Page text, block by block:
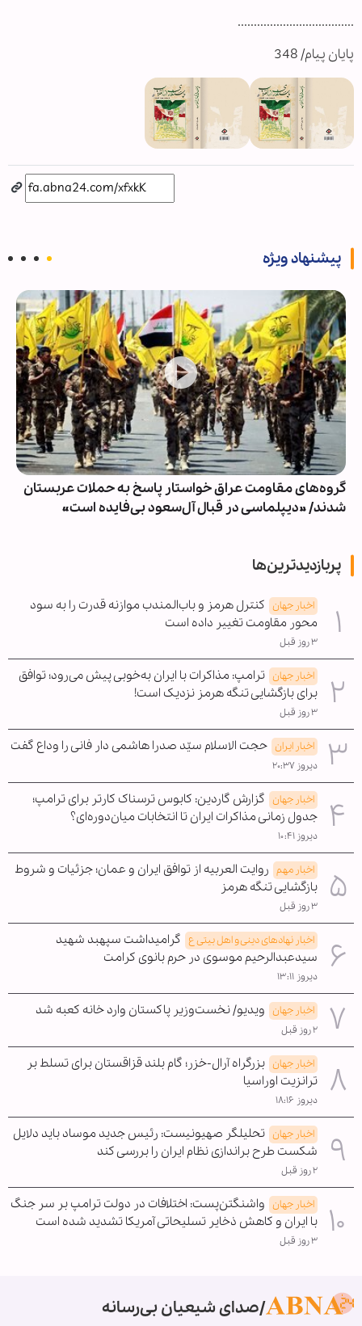
....................................
پایان پیام/ 348
پیشنهاد ویژه
گروه‌های مقاومت عراق خواستار پاسخ به حملات عربستان
شدند/ »دیپلماسی در قبال آل‌سعود بی‌فایده است«
پربازدیدترین‌ها
اخبار جهان کنترل هرمز و باب‌المندب موازنه قدرت را به سود
محور مقاومت تغییر داده است
۳ روز قبل
اخبار جهان ترامپ: مذاکرات با ایران به‌خوبی پیش می‌رود؛ توافق
برای بازگشایی تنگه هرمز نزدیک است!
۳ روز قبل
اخبار ایران حجت الاسلام سیّد صدرا هاشمی دار فانی را وداع گفت
دیروز ۲۰:۳۷
اخبار جهان گزارش گاردین: کابوس ترسناک کارتر برای ترامپ؛
جدول زمانی مذاکرات ایران تا انتخابات میان‌دوره‌ای؟
دیروز ۱۰:۴۱
اخبار مهم روایت العربیه از توافق ایران و عمان؛ جزئیات و شروط
بازگشایی تنگه هرمز
۳ روز قبل
اخبار نهادهای دینی و اهل بیتی ع گرامیداشت سپهبد شهید
سیدعبدالرحیم موسوی در حرم بانوی کرامت
دیروز ۱۳:۱۱
اخبار جهان ویدیو/ نخست‌وزیر پاکستان وارد خانه کعبه شد
۲ روز قبل
اخبار جهان بزرگراه آرال-خزر؛ گام بلند قزاقستان برای تسلط بر
ترانزیت اوراسیا
دیروز ۱۸:۱۶
اخبار جهان تحلیلگر صهیونیست: رئیس جدید موساد باید دلایل
شکست طرح براندازی نظام ایران را بررسی کند
۲ روز قبل
اخبار جهان واشنگتن‌پست: اختلافات در دولت ترامپ بر سر جنگ
با ایران و کاهش ذخایر تسلیحاتی آمریکا تشدید شده است
۳ روز قبل
صدای شیعیان بی‌رسانه